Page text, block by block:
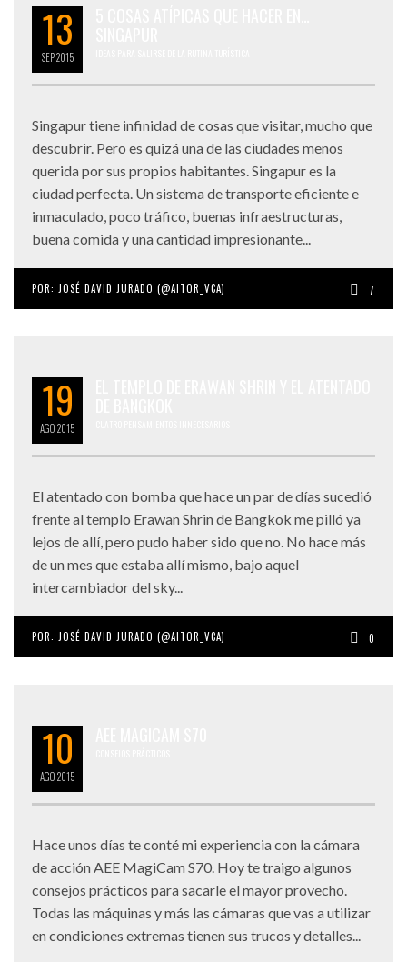
13
SEP2015
Singapur tiene infinidad de cosas que visitar, mucho que
descubrir. Pero es quizá una de las ciudades menos
querida por sus propios habitantes. Singapur es la
ciudad perfecta. Un sistema de transporte eficiente e
inmaculado, poco tráfico, buenas infraestructuras,
buena comida y una cantidad impresionante...
POR: JOSÉ DAVID JURADO (@AITOR_VCA) 7
19
AGO2015
El atentado con bomba que hace un par de días sucedió
frente al templo Erawan Shrin de Bangkok me pilló ya
lejos de allí, pero pudo haber sido que no. No hace más
de un mes que estaba allí mismo, bajo aquel
intercambiador del sky...
POR: JOSÉ DAVID JURADO (@AITOR_VCA) 0
10
AGO2015
Hace unos días te conté mi experiencia con la cámara
de acción AEE MagiCam S70. Hoy te traigo algunos
consejos prácticos para sacarle el mayor provecho.
Todas las máquinas y más las cámaras que vas a utilizar
en condiciones extremas tienen sus trucos y detalles...